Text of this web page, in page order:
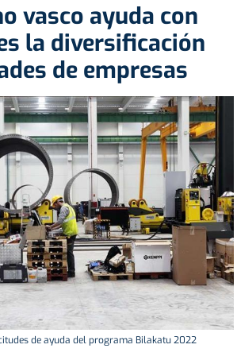
vasco ayuda con
la diversificación
de empresas
de ayuda del programa Bilakatu 2022